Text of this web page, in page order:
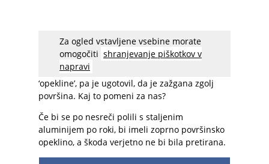
Za ogled vstavljene vsebine morate
omogočiti shranjevanje piškotkov v
napravi
Na njegovo presenečenje pa je aluminij z mesa
stekel kot voda, pri tem pa pustil le svetlo rjavo
sled. Ko je zarezal v meso, da bi izmeril globino
‘opekline’, pa je ugotovil, da je zažgana zgolj
površina. Kaj to pomeni za nas?
Če bi se po nesreči polili s staljenim
aluminijem po roki, bi imeli zoprno površinsko
opeklino, a škoda verjetno ne bi bila pretirana.